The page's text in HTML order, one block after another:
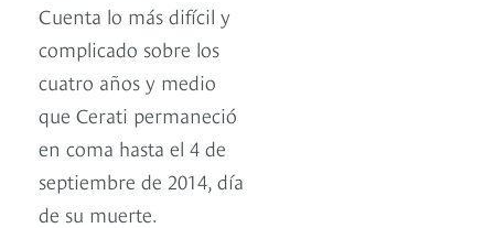
Cuenta lo más difícil y
complicado sobre los
cuatro años y medio
que Cerati permaneció
en coma hasta el 4 de
septiembre de 2014, día
de su muerte.